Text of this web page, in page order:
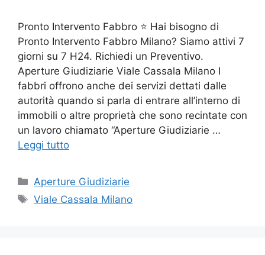
Pronto Intervento Fabbro ⭐ Hai bisogno di
Pronto Intervento Fabbro Milano? Siamo attivi 7
giorni su 7 H24. Richiedi un Preventivo.
Aperture Giudiziarie Viale Cassala Milano I
fabbri offrono anche dei servizi dettati dalle
autorità quando si parla di entrare all’interno di
immobili o altre proprietà che sono recintate con
un lavoro chiamato “Aperture Giudiziarie …
Leggi tutto
Categorie
Aperture Giudiziarie
Tag
Viale Cassala Milano